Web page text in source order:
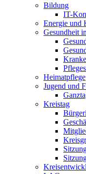
Bildung
IT-
Energie und
Gesundheit
Heimatpflege
Jugend und
Kreistag